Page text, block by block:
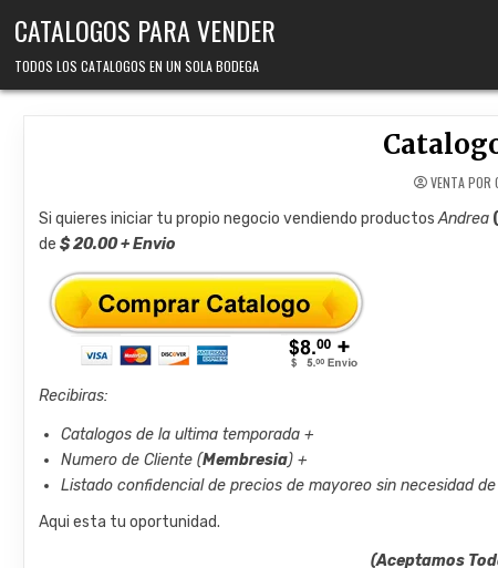
CATALOGOS PARA VENDER
TODOS LOS CATALOGOS EN UN SOLA BODEGA
VENTA POR
Si quieres iniciar tu propio negocio vendiendo productosAndrea
de$ 20.00 + Envio
Recibiras:
Catalogos de la ultima temporada +
Numero de Cliente (Membresia) +
Listado confidencial de precios de mayoreo sin necesidad
Aqui esta tu oportunidad.
(Aceptamos